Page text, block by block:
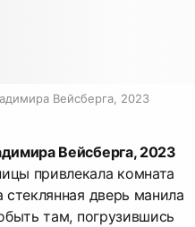
Вейсберга, 2023
Вейсберга, 2023
привлекала комната
дверь манила
там, погрузившись